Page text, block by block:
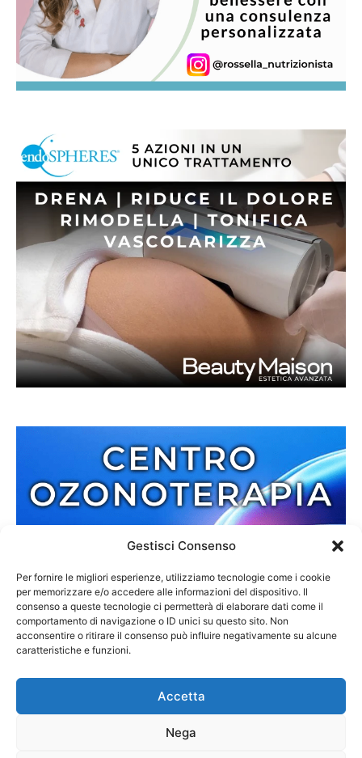
Gestisci Consenso
Per fornire le migliori esperienze, utilizziamo tecnologie come i cookie
per memorizzare e/o accedere alle informazioni del dispositivo. Il
consenso a queste tecnologie ci permetterà di elaborare dati come il
comportamento di navigazione o ID unici su questo sito. Non
acconsentire o ritirare il consenso può influire negativamente su alcune
caratteristiche e funzioni.
Accetta
Nega